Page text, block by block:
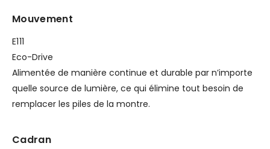
Mouvement
E111
Eco-Drive
Alimentée de manière continue et durable par n’importe
quelle source de lumière, ce qui élimine tout besoin de
remplacer les piles de la montre.
Cadran